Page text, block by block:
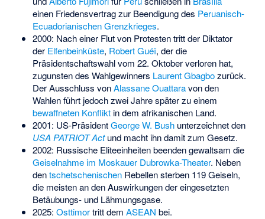
einen Friedensvertrag zur Beendigung des Peruanisch-
Ecuadorianischen Grenzkrieges.
2000: Nach einer Flut von Protesten tritt der Diktator
der Elfenbeinküste, Robert Guéï, der die
Präsidentschaftswahl vom 22. Oktober verloren hat,
zugunsten des Wahlgewinners Laurent Gbagbozurück.
Der Ausschluss vonAlassane Ouattaravon den
Wahlen führt jedoch zwei Jahre später zu einem
bewaffneten Konfliktin dem afrikanischen Land.
2001: US-PräsidentGeorge W. Bushunterzeichnet den
USA PATRIOT Actund macht ihn damit zum Gesetz.
2002: Russische Eliteeinheiten beenden gewaltsam die
Geiselnahme im Moskauer Dubrowka-Theater. Neben
dentschetschenischenRebellen sterben 119 Geiseln,
die meisten an den Auswirkungen der eingesetzten
Betäubungs- und Lähmungsgase.
2025: Osttimortritt dem ASEAN bei.